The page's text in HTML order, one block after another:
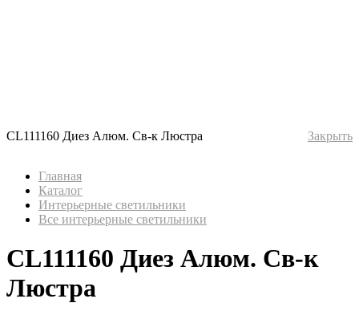
CL111160 Диез Алюм. Св-к Люстра Закрыть
Главная
Каталог
Интерьерные светильники
Все интерьерные светильники
CL111160 Диез Алюм. Св-к
Люстра